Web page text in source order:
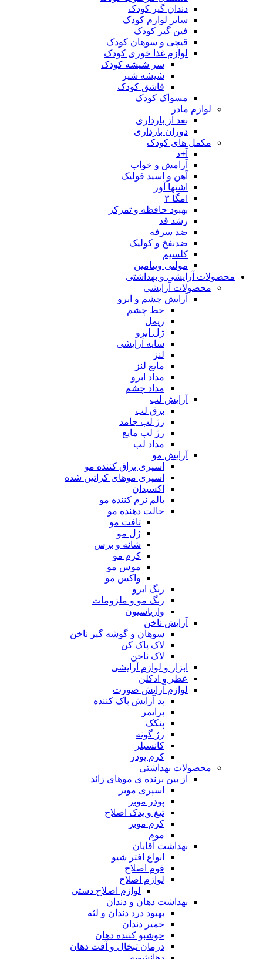
دندان گیر کودک
سایر لوازم کودک
فین گیر کودک
قیچی و سوهان کودک
لوازم غذا خوری کودک
سر شیشه کودک
شیشه شیر
قاشق کودک
مسواک کودک
لوازم مادر
بعد از بارداری
دوران بارداری
مکمل های کودک
آ+د
آرامش و خواب
آهن و اسید فولیک
اشتها آور
امگا ۳
بهبود حافظه و تمرکز
رشد قد
ضد سرفه
ضدنفخ و کولیک
کلسیم
مولتی ویتامین
محصولات آرایشی و بهداشتی
محصولات آرایشی
آرایش چشم و ابرو
خط چشم
ریمل
ژل ابرو
سایه آرایشی
لنز
مایع لنز
مداد ابرو
مداد چشم
آرایش لب
برق لب
رژ لب جامد
رژ لب مایع
مداد لب
آرایش مو
اسپری براق کننده مو
اسپری موهای کراتین شده
اکسیدان
بالم نرم کننده مو
حالت دهنده مو
تافت مو
ژل مو
شانه و برس
کرم مو
موس مو
واکس مو
رنگ ابرو
رنگ مو و ملزومات
واریاسیون
آرایش ناخن
سوهان و گوشه گیر ناخن
لاک پاک کن
لاک ناخن
ابزار و لوازم آرایشی
عطر و ادکلن
لوازم آرایش صورت
پد آرایش پاک کننده
پرایمر
پنکک
رژ گونه
کانسیلر
کرم پودر
محصولات بهداشتی
از بین برنده ی موهای زائد
اسپری موبر
پودر موبر
تیغ و یدک اصلاح
کرم موبر
موم
بهداشت آقایان
انواع افتر شیو
فوم اصلاح
لوازم اصلاح
لوازم اصلاح دستی
بهداشت دهان و دندان
بهبود درد دندان و لثه
خمیر دندان
خوشبو کننده دهان
درمان تبخال و آفت دهان